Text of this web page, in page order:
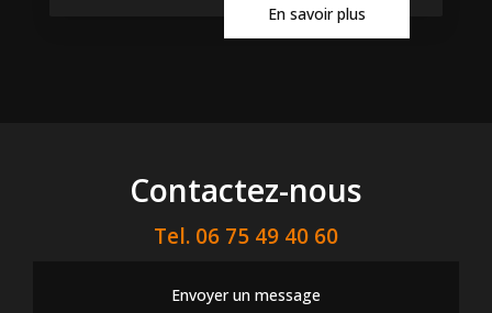
En savoir plus
Contactez-nous
Tel. 06 75 49 40 60
Envoyer un message